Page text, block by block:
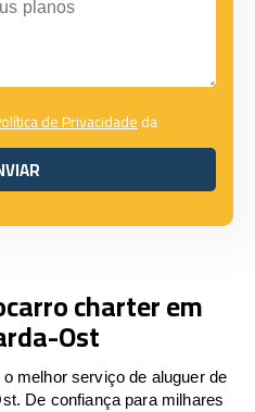
de Privacidadeda
charter em
Ost
melhor serviço de aluguer de
De confiança para milhares